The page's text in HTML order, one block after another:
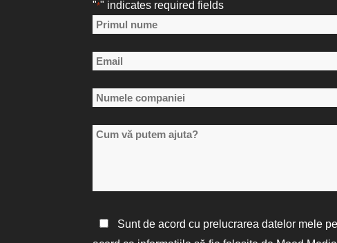
"*" indicates required fields
Nume
Primul
nume
Email
Numele
*Cum
ajuta?
PoliticaSunt de acord cu prelucrarea datelor mele